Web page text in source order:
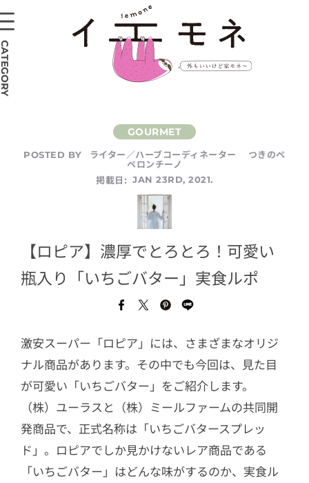
POSTED BY ライター／ハーブコーディネーター つきのペ
ペロンチーノ
掲載日: JAN 23RD, 2021.
【ロピア】濃厚でとろとろ！可愛い
瓶入り「いちごバター」実食ルポ
激安スーパー「ロピア」には、さまざまなオリジ
ナル商品があります。その中でも今回は、見た目
が可愛い「いちごバター」をご紹介します。
（株）ユーラスと（株）ミールファームの共同開
発商品で、正式名称は「いちごバタースプレッ
ド」。ロピアでしか見かけないレア商品である
「いちごバター」はどんな味がするのか、実食ル